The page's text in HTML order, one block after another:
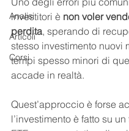
Analisi
Articoli
Corsi
investitori è non voler
perdita, sperando di
stesso investimento nuovi
tempi spesso minori di
accade in realtà.
Quest’approccio è forse
l’investimento è fatto su